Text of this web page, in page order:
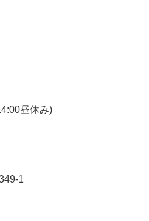
昼休み)
1